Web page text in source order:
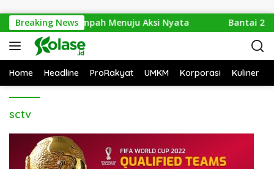
Breaking News
Dari Isu Sampah Menuju Aksi Nyata Bantai
Home Headline ProRakyat UMKM Korporasi Kuliner
sctv